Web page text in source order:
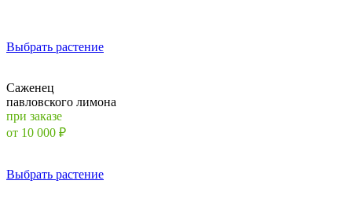
Выбрать растение
Саженец
павловского лимона
при заказе
от 10 000 ₽
Выбрать растение